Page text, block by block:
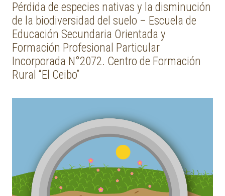
Pérdida de especies nativas y la disminución
de la biodiversidad del suelo – Escuela de
Educación Secundaria Orientada y
Formación Profesional Particular
Incorporada N°2072. Centro de Formación
Rural “El Ceibo”